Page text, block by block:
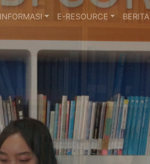
INFORMASI E-RESOURCE BERITA